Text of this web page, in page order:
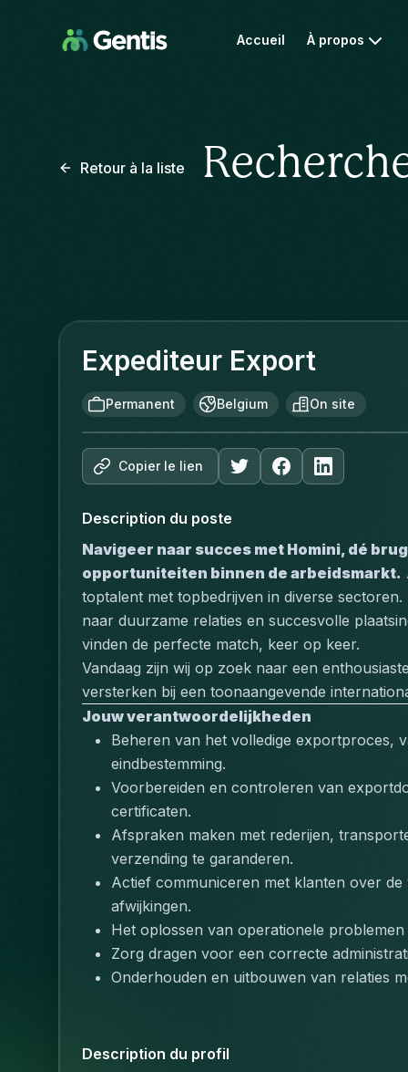
Accueil À propos
Retour à la liste
Expediteur Export
Permanent Belgium On site
Copier le lien
Description du poste
Navigeer naar succes met Homini, dé
opportuniteiten binnen de arbeidsmarkt.
toptalent met topbedrijven in diverse
naar duurzame relaties en succesvolle
vinden de perfecte match, keer op keer.
Vandaag zijn wij op zoek naar een
versterken bij een toonaangevende
Jouw verantwoordelijkheden
Beheren van het volledige exportproces,
eindbestemming.
Voorbereiden en controleren van
certificaten.
Afspraken maken met rederijen,
verzending te garanderen.
Actief communiceren met klanten over
afwijkingen.
Het oplossen van operationele
Zorg dragen voor een correcte
Onderhouden en uitbouwen van relaties
Description du profil